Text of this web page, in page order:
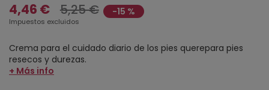
4,46 € 5,25 € -15 %
Impuestos excluidos
Crema para el cuidado diario de los pies querepara pies
resecos y durezas.
+ Más info